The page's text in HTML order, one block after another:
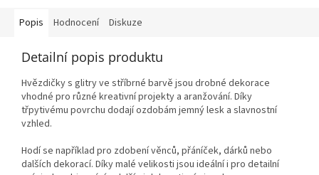
Popis Hodnocení Diskuze
Detailní popis produktu
Hvězdičky s glitry ve stříbrné barvě jsou drobné dekorace
vhodné pro různé kreativní projekty a aranžování. Díky
třpytivému povrchu dodají ozdobám jemný lesk a slavnostní
vzhled.
Hodí se například pro zdobení věnců, přáníček, dárků nebo
dalších dekorací. Díky malé velikosti jsou ideální i pro detailní